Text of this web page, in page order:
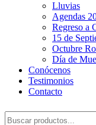
Lluvias
Agendas
Regreso a
15 de
Octubre
Día de
Conócenos
Testimonios
Contacto